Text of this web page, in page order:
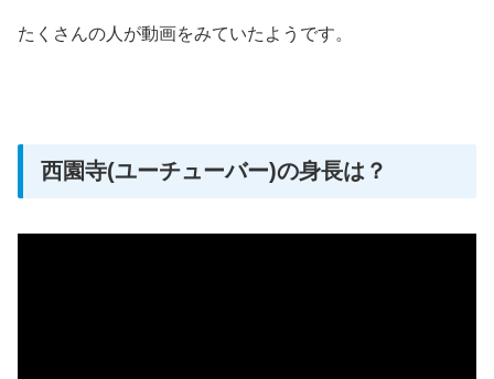
たくさんの人が動画をみていたようです。
西園寺(ユーチューバー)の身長は？